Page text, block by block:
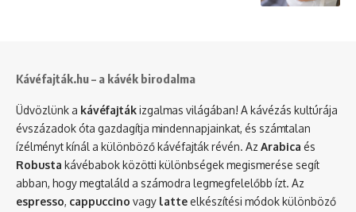
Kávéfajták.hu – a kávék birodalma
Üdvözlünk a kávéfajtákizgalmas világában! A kávézás kultúrája
évszázadok óta gazdagítja mindennapjainkat, és számtalan
ízélményt kínál a különböző kávéfajták révén. Az Arabica és
Robusta kávébabok közötti különbségek megismerése segít
abban, hogy megtaláld a számodra legmegfelelőbb ízt. Az
espresso, cappuccino vagy latte elkészítési módok különböző